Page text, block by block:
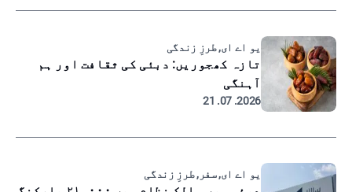
یو اے ای, طرزِ زندگی
تازہ کھجوریں: دبئی کی ثقافت اور ہم
آہنگی
2026. 07. 21
یو اے ای, سفر, طرزِ زندگی